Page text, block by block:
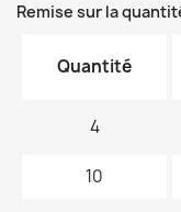
Remise sur la
Quantité
4
10